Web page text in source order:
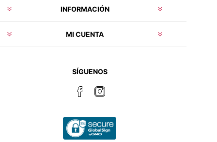
INFORMACIÓN
MI CUENTA
SÍGUENOS